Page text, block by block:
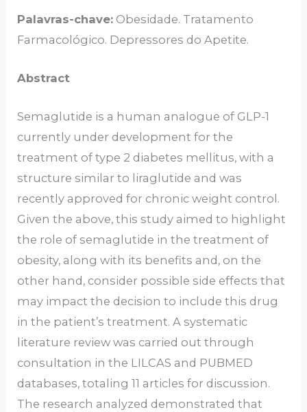
Palavras-chave: Obesidade. Tratamento
Farmacológico. Depressores do Apetite.
Abstract
Semaglutide is a human analogue of GLP-1
currently under development for the
treatment of type 2 diabetes mellitus, with a
structure similar to liraglutide and was
recently approved for chronic weight control.
Given the above, this study aimed to highlight
the role of semaglutide in the treatment of
obesity, along with its benefits and, on the
other hand, consider possible side effects that
may impact the decision to include this drug
in the patient’s treatment. A systematic
literature review was carried out through
consultation in the LILCAS and PUBMED
databases, totaling 11 articles for discussion.
The research analyzed demonstrated that